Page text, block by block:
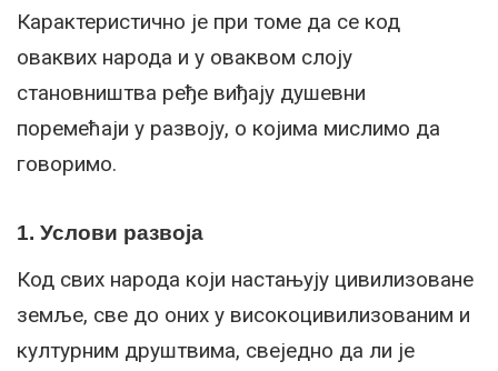
Карактеристично је при томе да се код
оваквих народа и у оваквом слоју
становништва ређе виђају душевни
поремећаји у развоју, о којима мислимо да
говоримо.
1. Услови развоја
Код свих народа који настањују цивилизоване
земље, све до оних у високоцивилизованим и
културним друштвима, свеједно да ли је